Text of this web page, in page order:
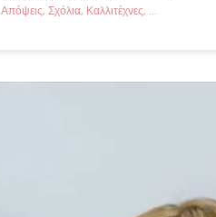
Απόψεις, Σχόλια, Καλλιτέχνες, ...